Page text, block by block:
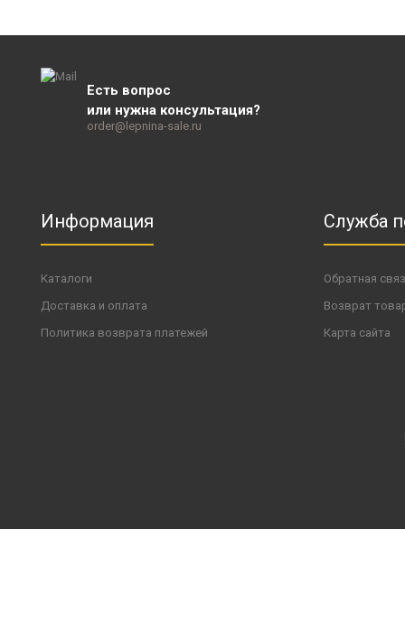
Есть вопрос
или нужна консультация?
order@lepnina-sale.ru
Информация
Каталоги
Доставка и оплата
Политика возврата платежей
Служба
Обратная
Возврат
Карта сайта